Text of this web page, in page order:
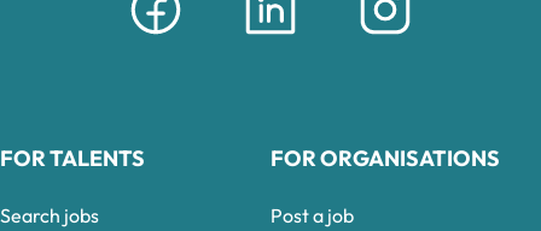
FOR TALENTS
Search jobs
FOR ORGANISATIONS
Post a job